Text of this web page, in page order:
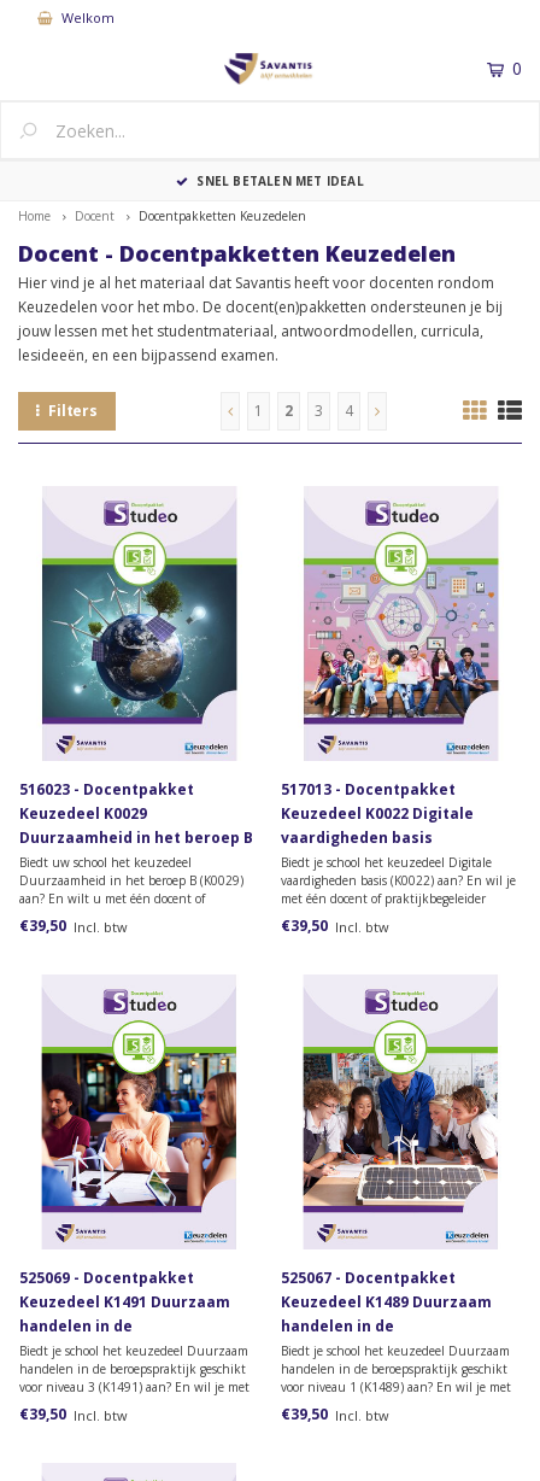
Welkom
0
SNEL BETALEN MET IDEAL
Home Docent Docentpakketten Keuzedelen
Docent - Docentpakketten Keuzedelen
Hier vind je al het materiaal dat Savantis heeft voor docenten rondom
Keuzedelen voor het mbo. De docent(en)pakketten ondersteunen je bij
jouw lessen met het studentmateriaal, antwoordmodellen, curricula,
lesideeën, en een bijpassend examen.
Filters 1 2 3 4
516023 - Docentpakket
Keuzedeel K0029
Duurzaamheid in het beroep B
Biedt uw school het keuzedeel
Duurzaamheid in het beroep B (K0029)
aan? En wilt u met één docent of
praktijkbegeleider toegang krijgen tot het
docentenmateriaal? Dan heeft u dit
€39,50 Incl. btw
517013 - Docentpakket
Keuzedeel K0022 Digitale
vaardigheden basis
Biedt je school het keuzedeel Digitale
vaardigheden basis (K0022) aan? En wil je
met één docent of praktijkbegeleider
toegang krijgen tot het
docentenmateriaal? Dan heb je dit
€39,50 Incl. btw
525069 - Docentpakket
Keuzedeel K1491 Duurzaam
handelen in de
beroepspraktijk geschikt voor
niveau 3
Biedt je school het keuzedeel Duurzaam
handelen in de beroepspraktijk geschikt
voor niveau 3 (K1491) aan? En wil je met
één docent of praktijkbegeleider toegang
krijgen tot het docentenmateriaal? Dan
€39,50 Incl. btw
525067 - Docentpakket
Keuzedeel K1489 Duurzaam
handelen in de
beroepspraktijk geschikt voor
niveau 1
Biedt je school het keuzedeel Duurzaam
handelen in de beroepspraktijk geschikt
voor niveau 1 (K1489) aan? En wil je met
één docent of praktijkbegeleider toegang
krijgen tot het docentenmateriaal? Dan
€39,50 Incl. btw